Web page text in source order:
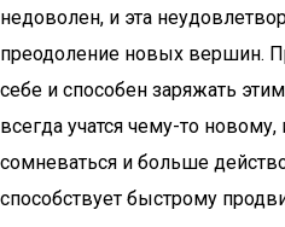
недоволен, и эта
преодоление новых вершин.
себе и способен заряжать
всегда учатся чему-то
сомневаться и больше
способствует быстрому